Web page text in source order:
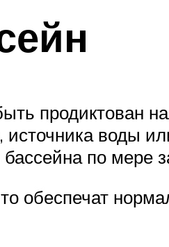
продиктован
воды
по мере
обеспечат